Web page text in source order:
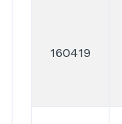
160419